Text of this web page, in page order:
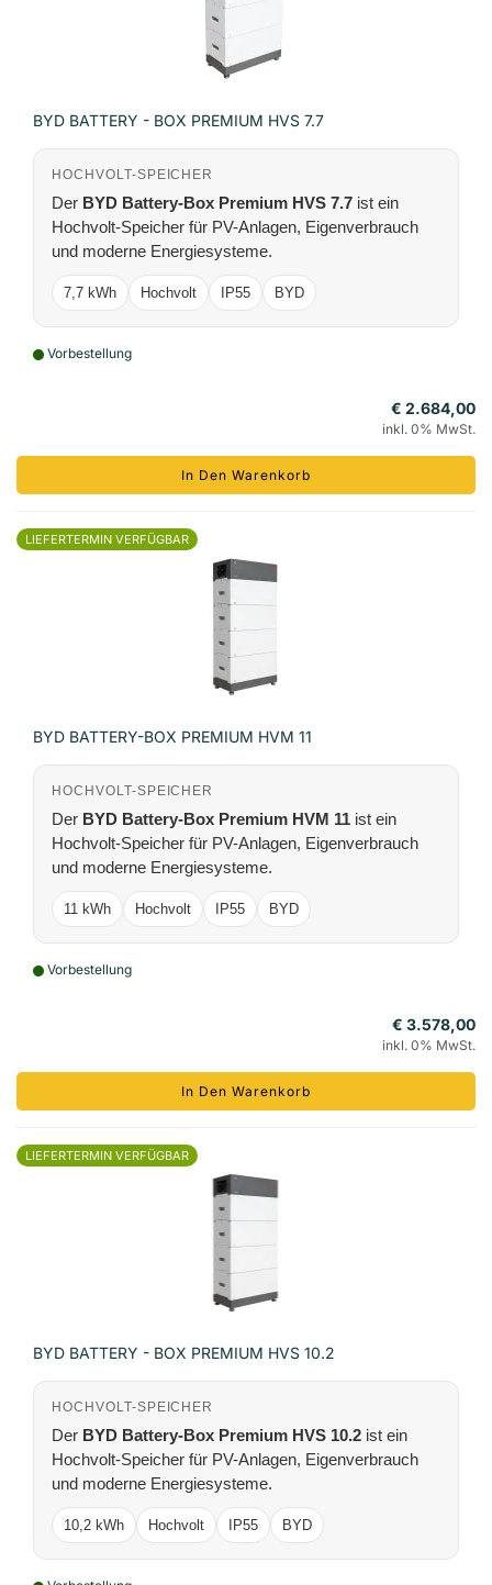
BYD BATTERY - BOX PREMIUM HVS 7.7
HOCHVOLT-SPEICHER
Der BYD Battery-Box Premium HVS 7.7 ist ein
Hochvolt-Speicher für PV-Anlagen, Eigenverbrauch
und moderne Energiesysteme.
7,7 kWh Hochvolt IP55 BYD
Vorbestellung
€ 2.684,00
inkl. 0% MwSt.
In Den Warenkorb
LIEFERTERMIN VERFÜGBAR
BYD BATTERY-BOX PREMIUM HVM 11
HOCHVOLT-SPEICHER
Der BYD Battery-Box Premium HVM 11 ist ein
Hochvolt-Speicher für PV-Anlagen, Eigenverbrauch
und moderne Energiesysteme.
11 kWh Hochvolt IP55 BYD
Vorbestellung
€ 3.578,00
inkl. 0% MwSt.
In Den Warenkorb
LIEFERTERMIN VERFÜGBAR
BYD BATTERY - BOX PREMIUM HVS 10.2
HOCHVOLT-SPEICHER
Der BYD Battery-Box Premium HVS 10.2 ist ein
Hochvolt-Speicher für PV-Anlagen, Eigenverbrauch
und moderne Energiesysteme.
10,2 kWh Hochvolt IP55 BYD